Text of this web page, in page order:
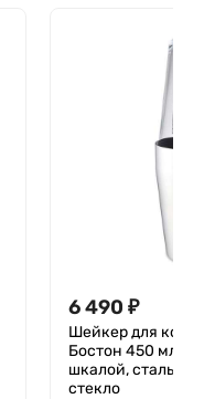
6 490 ₽
Шейкер для
Бостон 450 мл,
шкалой, сталь
стекло